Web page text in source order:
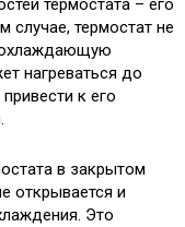
термостата – его
термостат не
охлаждающую
нагреваться до
к его
в закрытом
открывается и
Это